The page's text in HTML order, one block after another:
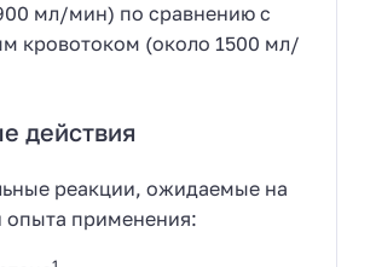
мл/мин) по сравнению с
кровотоком (около 1500 мл/
действия
реакции, ожидаемые на
опыта применения: